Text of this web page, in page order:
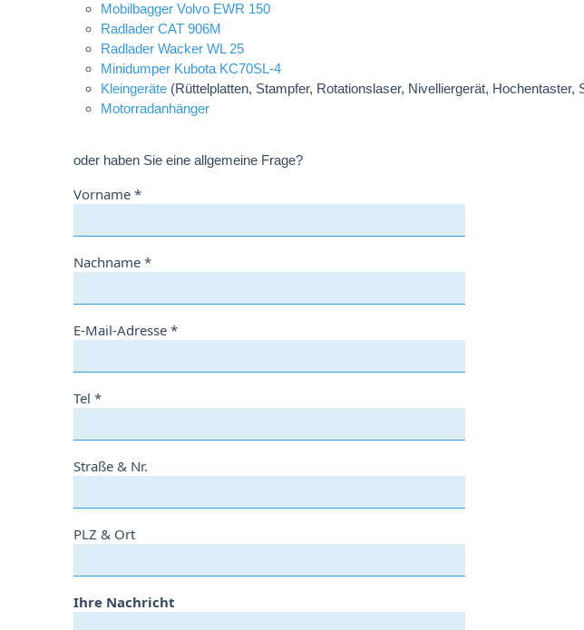
Mobilbagger Volvo EWR 150
Radlader CAT 906M
Radlader Wacker WL 25
Minidumper Kubota KC70SL-4
Kleingeräte (Rüttelplatten, Stampfer, Rotationslaser, Nivelliergerät,
Motorradanhänger
oder haben Sie eine allgemeine Frage?
Vorname *
Nachname *
E-Mail-Adresse *
Tel *
Straße & Nr.
PLZ & Ort
Ihre Nachricht